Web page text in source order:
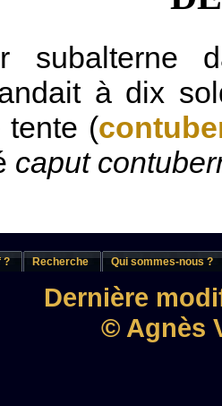
subalterne
à dix
tente (
caput
? Recherche Qui sommes-nous ?
Dernière
© Agnès